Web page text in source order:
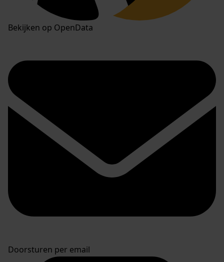
Bekijken op OpenData
Doorsturen per email